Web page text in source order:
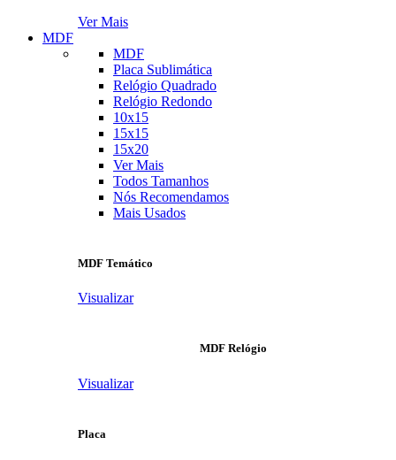
Ver Mais
MDF
MDF
Placa Sublimática
Relógio Quadrado
Relógio Redondo
10x15
15x15
15x20
Ver Mais
Todos Tamanhos
Nós Recomendamos
Mais Usados
MDF Temático
Visualizar
MDF Relógio
Visualizar
Placa